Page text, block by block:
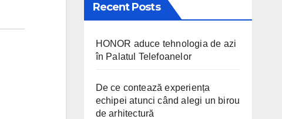
Recent Posts
HONOR aduce tehnologia de azi
în Palatul Telefoanelor
De ce contează experiența
echipei atunci când alegi un birou
de arhitectură